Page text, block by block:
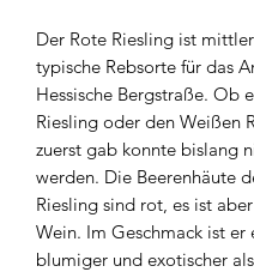
Der Rote Riesling ist
typische Rebsorte für das
Hessische Bergstraße. Ob
Riesling oder den Weißen
zuerst gab konnte bislang
werden. Die Beerenhäute
Riesling sind rot, es ist
Wein. Im Geschmack ist er
blumiger und exotischer